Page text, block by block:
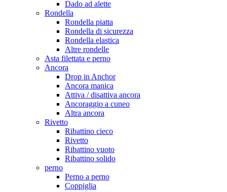
Dado ad alette
Rondella
Rondella piatta
Rondella di sicurezza
Rondella elastica
Altre rondelle
Asta filettata e perno
Ancora
Drop in Anchor
Ancora manica
Attiva / disattiva ancora
Ancoraggio a cuneo
Altra ancora
Rivetto
Ribattino cieco
Rivetto
Ribattino vuoto
Ribattino solido
perno
Perno a perno
Coppiglia